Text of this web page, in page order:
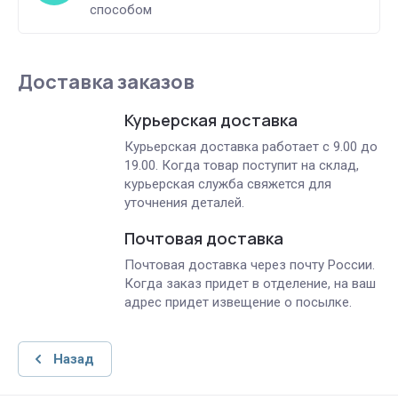
способом
Доставка заказов
Курьерская доставка
Курьерская доставка работает с 9.00 до
19.00. Когда товар поступит на склад,
курьерская служба свяжется для
уточнения деталей.
Почтовая доставка
Почтовая доставка через почту России.
Когда заказ придет в отделение, на ваш
адрес придет извещение о посылке.
Назад